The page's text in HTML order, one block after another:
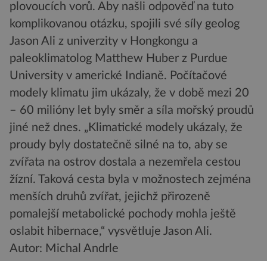
plovoucích vorů. Aby našli odpověď na tuto
komplikovanou otázku, spojili své síly geolog
Jason Ali z univerzity v Hongkongu a
paleoklimatolog Matthew Huber z Purdue
University v americké Indianě. Počítačové
modely klimatu jim ukázaly, že v době mezi 20
– 60 milióny let byly směr a síla mořský proudů
jiné než dnes. „Klimatické modely ukázaly, že
proudy byly dostatečně silné na to, aby se
zvířata na ostrov dostala a nezemřela cestou
žízní. Taková cesta byla v možnostech zejména
menších druhů zvířat, jejichž přirozeně
pomalejší metabolické pochody mohla ještě
oslabit hibernace,“ vysvětluje Jason Ali.
Autor: Michal Andrle